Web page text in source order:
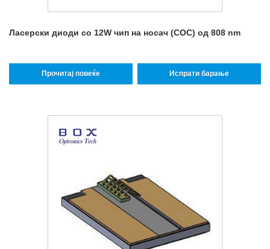
Ласерски диоди со 12W чип на носач (COC) од 808 nm
Прочитај повеќе Испрати барање